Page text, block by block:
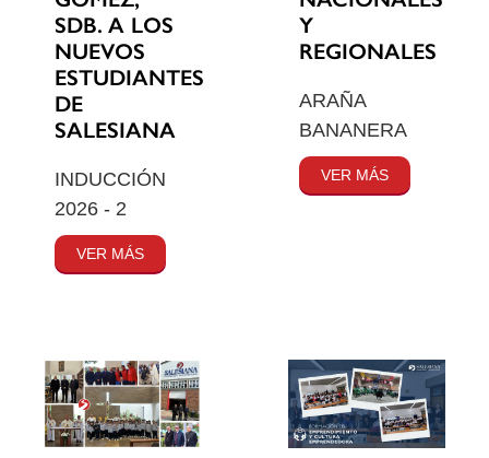
SDB. A LOS
NUEVOS
ESTUDIANTES
DE
SALESIANA
INDUCCIÓN
2026 - 2
VER MÁS
Y
REGIONALES
ARAÑA
BANANERA
VER MÁS